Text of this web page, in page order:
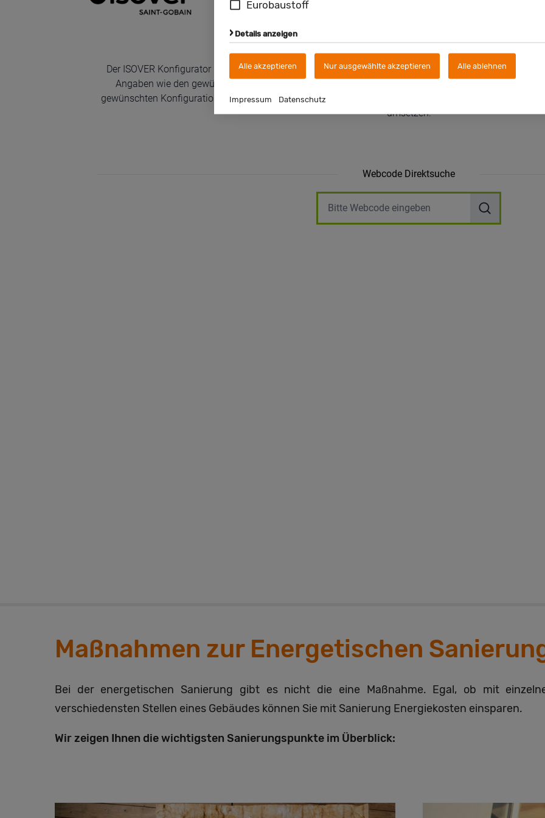
Eurobaustoff
Details anzeigen
Alle akzeptieren Nur ausgewählte akzeptieren Alle ablehnen
Impressum Datenschutz
Maßnahmen zur Energetischen
Bei der energetischen Sanierung gibt es nicht die eine Maßnahme. Egal, ob mit
verschiedensten Stellen eines Gebäudes können Sie mit Sanierung Energiekosten einsparen.
Wir zeigen Ihnen die wichtigsten Sanierungspunkte im Überblick: